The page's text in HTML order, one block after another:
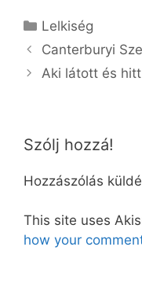
Kategória
Lelkiség
Canterburyi
Aki látott és
Szólj hozzá!
Hozzászólás
This site uses
how your